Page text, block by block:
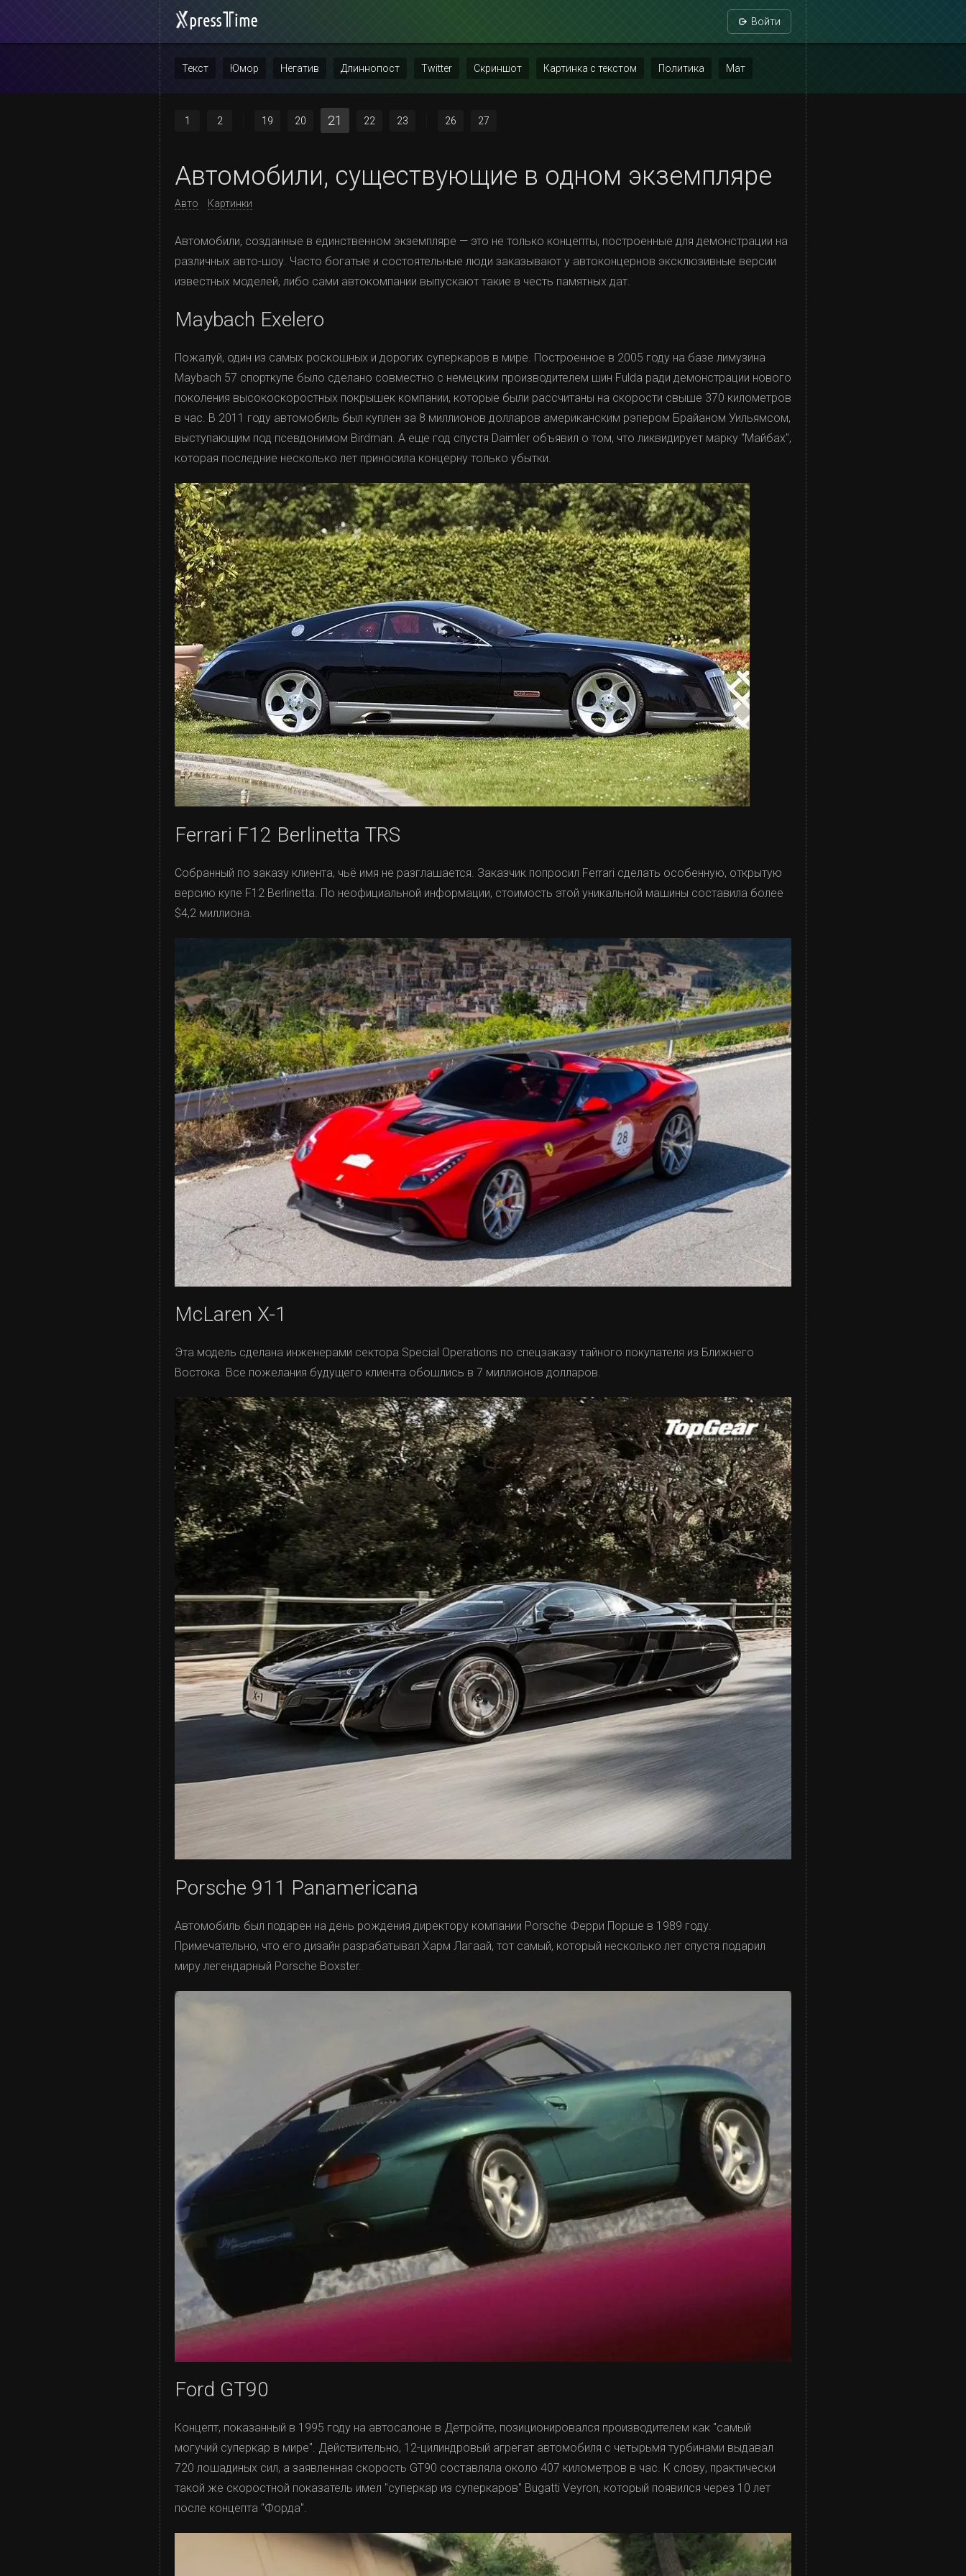
Войти
Текст Юмор Негатив Длиннопост Twitter Скриншот Картинка с текстом Политика Мат
1
2 19 20 21 22 23 26 27
Автомобили, существующие в одном экземпляре
Авто Картинки
Автомобили, созданные в единственном экземпляре — это не только концепты, построенные для демонстрации на
различных авто-шоу. Часто богатые и состоятельные люди заказывают у автоконцернов эксклюзивные версии
известных моделей, либо сами автокомпании выпускают такие в честь памятных дат.
Maybach Exelero
Пожалуй, один из самых роскошных и дорогих суперкаров в мире. Построенное в 2005 году на базе лимузина
Maybach 57 спорткупе было сделано совместно с немецким производителем шин Fulda ради демонстрации нового
поколения высокоскоростных покрышек компании, которые были рассчитаны на скорости свыше 370 километров
в час. В 2011 году автомобиль был куплен за 8 миллионов долларов американским рэпером Брайаном Уильямсом,
выступающим под псевдонимом Birdman. А еще год спустя Daimler объявил о том, что ликвидирует марку "Майбах",
которая последние несколько лет приносила концерну только убытки.
Ferrari F12 Berlinetta TRS
Собранный по заказу клиента, чьё имя не разглашается. Заказчик попросил Ferrari сделать особенную, открытую
версию купе F12 Berlinetta. По неофициальной информации, стоимость этой уникальной машины составила более
$4,2 миллиона.
McLaren X-1
Эта модель сделана инженерами сектора Special Operations по спецзаказу тайного покупателя из Ближнего
Востока. Все пожелания будущего клиента обошлись в 7 миллионов долларов.
Porsche 911 Panamericana
Автомобиль был подарен на день рождения директору компании Porsche Ферри Порше в 1989 году.
Примечательно, что его дизайн разрабатывал Харм Лагаай, тот самый, который несколько лет спустя подарил
миру легендарный Porsche Boxster.
Ford GT90
Концепт, показанный в 1995 году на автосалоне в Детройте, позиционировался производителем как "самый
могучий суперкар в мире". Действительно, 12-цилиндровый агрегат автомобиля с четырьмя турбинами выдавал
720 лошадиных сил, а заявленная скорость GT90 составляла около 407 километров в час. К слову, практически
такой же скоростной показатель имел "суперкар из суперкаров" Bugatti Veyron, который появился через 10 лет
после концепта "Форда".